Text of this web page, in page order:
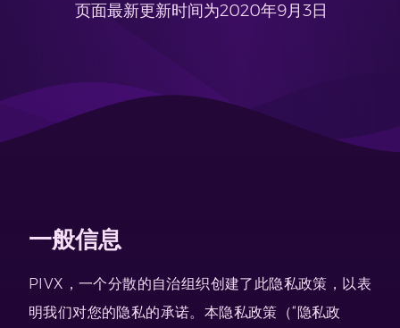
页面最新更新时间为2020年9月3日
一般信息
PIVX，一个分散的自治组织创建了此隐私政策，以表
明我们对您的隐私的承诺。本隐私政策（“隐私政